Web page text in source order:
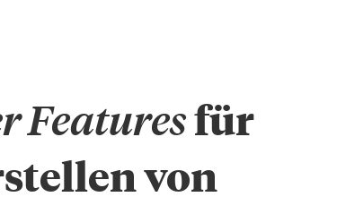
Featuresfür
von